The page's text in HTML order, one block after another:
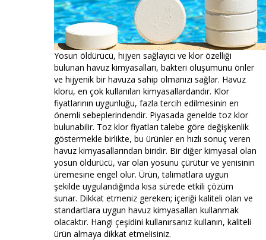
Yosun öldürücü, hijyen sağlayıcı ve klor özelliği
bulunan havuz kimyasalları, bakteri oluşumunu önler
ve hijyenik bir havuza sahip olmanızı sağlar. Havuz
kloru, en çok kullanılan kimyasallardandır. Klor
fiyatlarının uygunluğu, fazla tercih edilmesinin en
önemli sebeplerindendir. Piyasada genelde toz klor
bulunabilir. Toz klor fiyatları talebe göre değişkenlik
göstermekle birlikte, bu ürünler en hızlı sonuç veren
havuz kimyasallarından biridir. Bir diğer kimyasal olan
yosun öldürücü, var olan yosunu çürütür ve yenisinin
üremesine engel olur. Ürün, talimatlara uygun
şekilde uygulandığında kısa sürede etkili çözüm
sunar. Dikkat etmeniz gereken; içeriği kaliteli olan ve
standartlara uygun havuz kimyasalları kullanmak
olacaktır. Hangi çeşidini kullanırsanız kullanın, kaliteli
ürün almaya dikkat etmelisiniz.